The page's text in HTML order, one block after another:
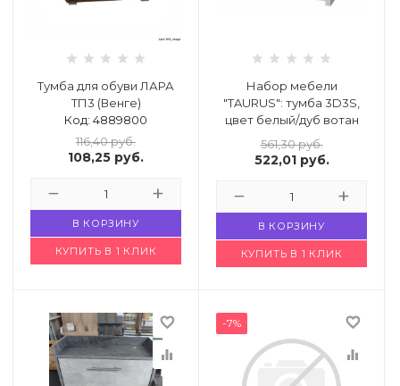
или
Тумба для обуви ЛАРА
ТП3 (Венге)
Код: 4889800
116,40руб.
108,25 руб.
В КОРЗИНУ
КУПИТЬ В 1 КЛИК
Набор мебели
"TAURUS": тумба 3D3S,
цвет белый/дуб вотан
Код: 4882471
561,30руб.
522,01 руб.
В КОРЗИНУ
КУПИТЬ В 1 КЛИК
favorite_border
equalizer
-7%
favorite_border
equalizer